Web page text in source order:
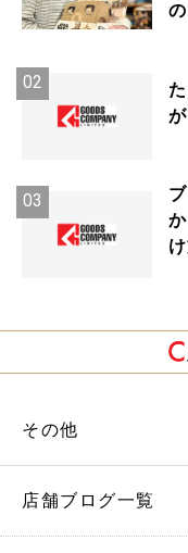
その他
店舗ブログ一覧